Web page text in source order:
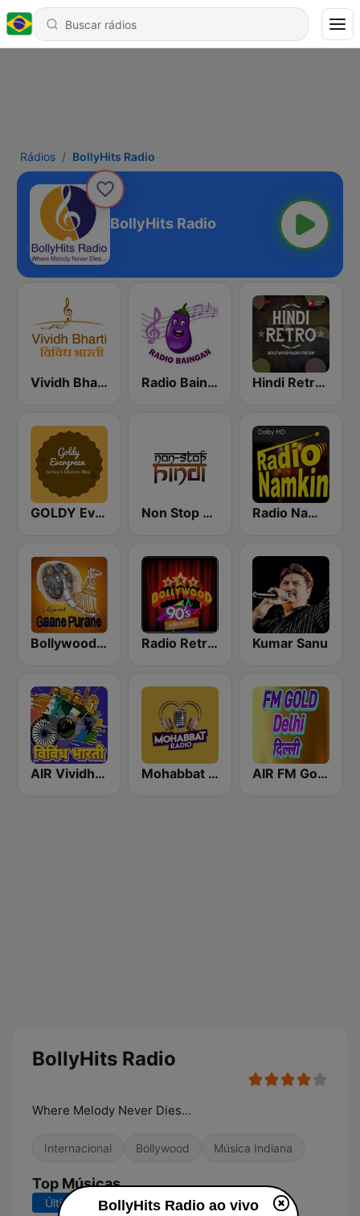
Rádios BollyHits Radio
BollyHits Radio
Vividh Bharti (विविध भारती) Radio Baingan Hindi Retro Hits Radio
GOLDY Evergreen Non Stop Hindi Radio Namkin
Bollywood Gaane Purane Radio Retro Bollywood 90s Kumar Sanu
AIR Vividh Bharati Mohabbat Radio AIR FM Gold Dehli
BollyHits Radio
Where Melody Never Dies...
Internacional Bollywood Música Indiana
Top Músicas
Últimos 7 dias Últimos 30 dias
BollyHits Radio ao vivo